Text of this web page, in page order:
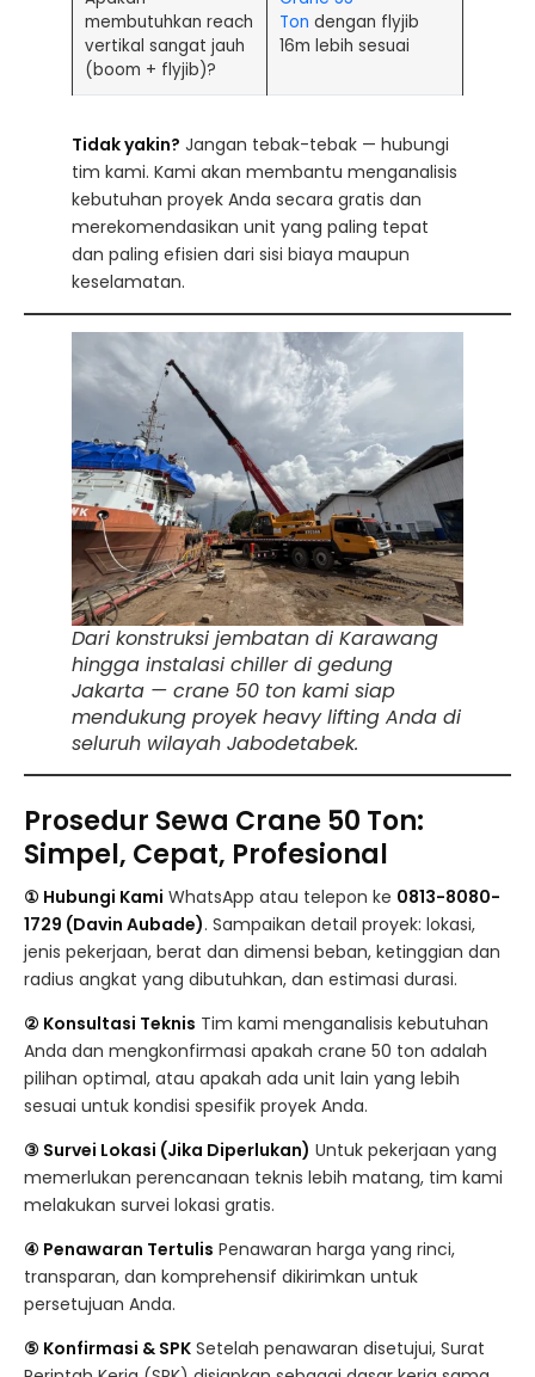
membutuhkan reach
vertikal sangat jauh
(boom + flyjib)?
Ton dengan flyjib
16m lebih sesuai
Tidak yakin? Jangan tebak-tebak — hubungi
tim kami. Kami akan membantu menganalisis
kebutuhan proyek Anda secara gratis dan
merekomendasikan unit yang paling tepat
dan paling efisien dari sisi biaya maupun
keselamatan.
Dari konstruksi jembatan di Karawang
hingga instalasi chiller di gedung
Jakarta — crane 50 ton kami siap
mendukung proyek heavy lifting Anda di
seluruh wilayah Jabodetabek.
Prosedur Sewa Crane 50 Ton:
Simpel, Cepat, Profesional
① Hubungi Kami WhatsApp atau telepon ke 0813-8080-
1729 (Davin Aubade). Sampaikan detail proyek: lokasi,
jenis pekerjaan, berat dan dimensi beban, ketinggian dan
radius angkat yang dibutuhkan, dan estimasi durasi.
② Konsultasi Teknis Tim kami menganalisis kebutuhan
Anda dan mengkonfirmasi apakah crane 50 ton adalah
pilihan optimal, atau apakah ada unit lain yang lebih
sesuai untuk kondisi spesifik proyek Anda.
③ Survei Lokasi (Jika Diperlukan) Untuk pekerjaan yang
memerlukan perencanaan teknis lebih matang, tim kami
melakukan survei lokasi gratis.
④ Penawaran Tertulis Penawaran harga yang rinci,
transparan, dan komprehensif dikirimkan untuk
persetujuan Anda.
⑤ Konfirmasi & SPK Setelah penawaran disetujui, Surat